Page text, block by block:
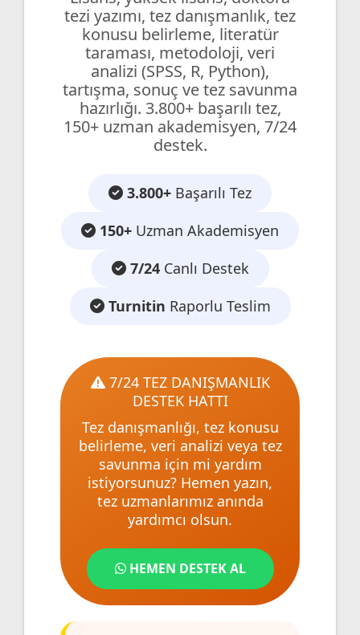
tezi yazımı, tez danışmanlık, tez
konusu belirleme, literatür
taraması, metodoloji, veri
analizi (SPSS, R, Python),
tartışma, sonuç ve tez savunma
hazırlığı. 3.800+ başarılı tez,
150+ uzman akademisyen, 7/24
destek.
3.800+ Başarılı Tez
150+ Uzman Akademisyen
7/24Canlı Destek
Turnitin Raporlu Teslim
7/24 TEZ DANIŞMANLIK
DESTEK HATTI
Tez danışmanlığı, tez konusu
belirleme, veri analizi veya tez
savunma için mi yardım
istiyorsunuz? Hemen yazın,
tez uzmanlarımız anında
yardımcı olsun.
HEMEN DESTEK AL